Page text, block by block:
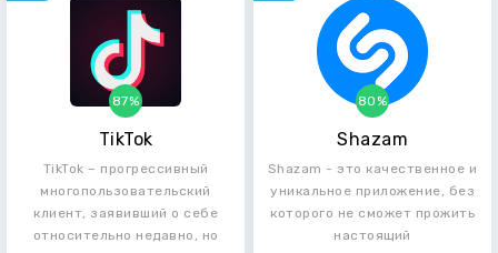
TikTok
87%
TikTok – прогрессивный
многопользовательский
клиент, заявивший о себе
относительно недавно, но
Shazam
80%
Shazam - это качественное и
уникальное приложение, без
которого не сможет прожить
настоящий